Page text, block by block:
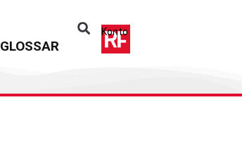
GLOSSAR
Konto